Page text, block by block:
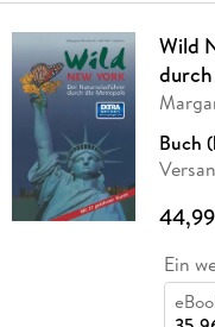
Wild
Buch
Ein